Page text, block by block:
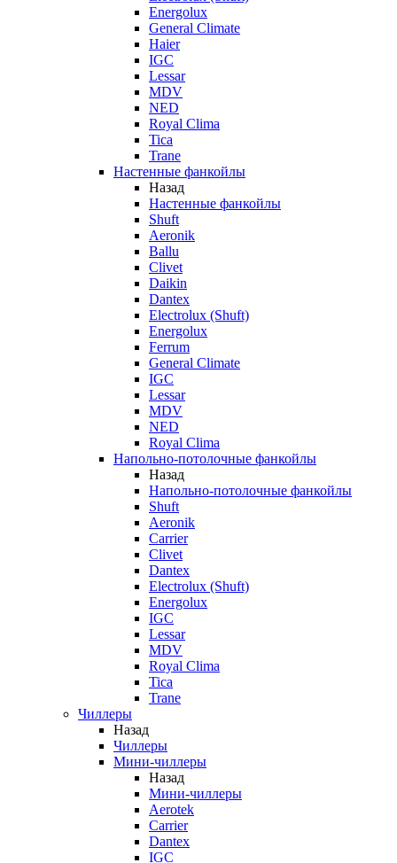
Energolux
General Climate
Haier
IGC
Lessar
MDV
NED
Royal Clima
Tica
Trane
Настенные фанкойлы
Назад
Настенные фанкойлы
Shuft
Aeronik
Ballu
Clivet
Daikin
Dantex
Electrolux (Shuft)
Energolux
Ferrum
General Climate
IGC
Lessar
MDV
NED
Royal Clima
Напольно-потолочные фанкойлы
Назад
Напольно-потолочные фанкойлы
Shuft
Aeronik
Carrier
Clivet
Dantex
Electrolux (Shuft)
Energolux
IGC
Lessar
MDV
Royal Clima
Tica
Trane
Чиллеры
Назад
Чиллеры
Мини-чиллеры
Назад
Мини-чиллеры
Aerotek
Carrier
Dantex
IGC